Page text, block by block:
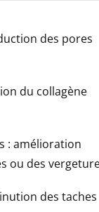
des pores
du collagène
: amélioration
ou des
des taches